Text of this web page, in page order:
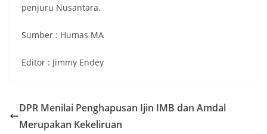
penjuru Nusantara.
Sumber : Humas MA
Editor : Jimmy Endey
DPR Menilai Penghapusan Ijin IMB dan Amdal
Merupakan Kekeliruan